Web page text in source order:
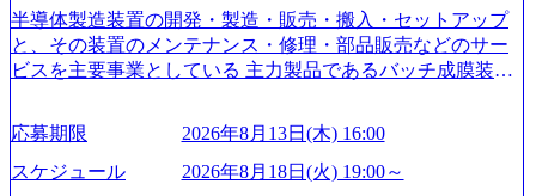
着けたい方でも幅広に経験を積みたい方でも、キャリア形
成が柔軟に可能な環境である。 https://storage.googleapis.com/
our-vision-production.appspot.com/public/images/20240925204135
_93b1bff3-f71c-4bc9-8bd9-72a8a4826007_1200x554.webp https://
mages/20250502152751_46c65543-87ef-4e86-a85a-8649e1c532f9
_956x512.webp https://storage.googleapis.com/our-vision-producti
on.appspot.com/public/images/20250502152804_ba6aaa1a-9ffc-4f
半導体製造装置の開発・製造・販売・搬入・セットアップ
と、その装置のメンテナンス・修理・部品販売などのサー
ビスを主要事業としている 主力製品であるバッチ成膜装置
世界トップクラスのシェアを有している 技術と対話を通じ
て未来を創造し、社会課題の解決に貢献することを目指し
ている Mission:私たちの技術/私たちの対話 Vision:夢を未来
応募期限
2026年8月13日(木) 16:00
スケジュール
2026年8月18日(火) 19:00～